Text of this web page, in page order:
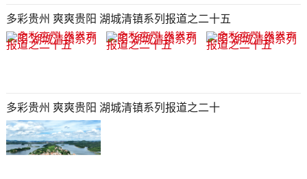
多彩贵州 爽爽贵阳 湖城清镇系列报道之二十五
多彩贵州 爽爽贵阳 湖城清镇系列报道之二十